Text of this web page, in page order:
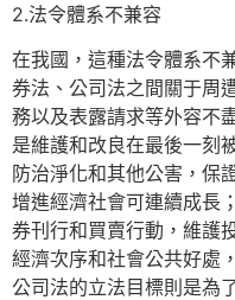
2.法令體系不兼容
在我國，這種法令體系不
券法、公司法之間關于周
務以及表露請求等外容不
是維護和改良在最後一刻
防治淨化和其他公害，保
增進經濟社會可連續成長
券刊行和買賣行動，維護
經濟次序和社會公共好處
公司法的立法目標則是為